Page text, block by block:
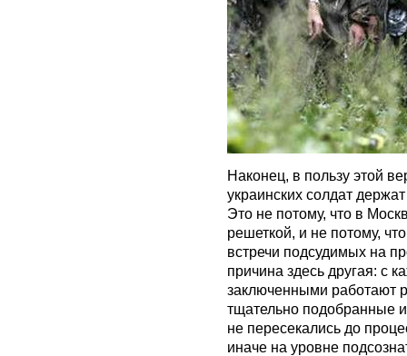
Наконец, в пользу этой
украинских солдат
Это не потому, что в
решеткой, и не потому,
встречи подсудимых на
причина здесь другая: с
заключенными работают
тщательно подобранные
не пересекались до
иначе на уровне